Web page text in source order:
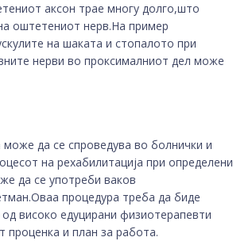
аксон трае многу долго,што
оштетениот нерв.На пример
на шаката и стопалото при
нерви во проксималниот дел може
може да се спроведува во болнички и
на рехабилитација при определени
да се употреби ваков
процедура треба да биде
високо едуцирани физиотерапевти
проценка и план за работа.